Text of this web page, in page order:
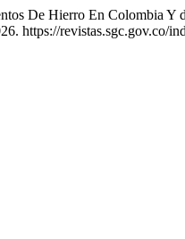
De Hierro En Colombia Y
https://revistas.sgc.gov.co/